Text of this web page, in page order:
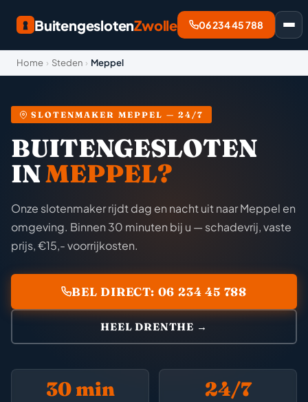
BuitengeslotenZwolle 06 234 45 788
Home › Steden › Meppel
SLOTENMAKER MEPPEL — 24/7
BUITENGESLOTEN
INMEPPEL?
Onze slotenmaker rijdt dag en nacht uit naar Meppel en
omgeving. Binnen 30 minuten bij u — schadevrij, vaste
prijs, €15,- voorrijkosten.
BEL DIRECT: 06 234 45 788
HEEL DRENTHE →
30 min 24/7